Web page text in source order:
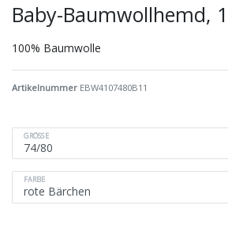
Baby-Baumwollhemd,
100% Baumwolle
Artikelnummer EBW4107480B11
GRÖSSE
FARBE